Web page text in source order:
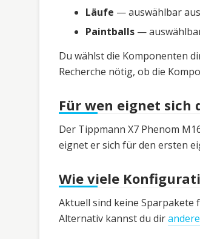
Läufe — auswählbar
Paintballs— auswählbar
Du wählst die Komponenten
Recherche nötig, ob die
Für wen eignet sich
Der Tippmann X7 Phenom
eignet er sich für den ersten
Wie viele
Aktuell sind keine Sparpakete
Alternativ kannst du dir